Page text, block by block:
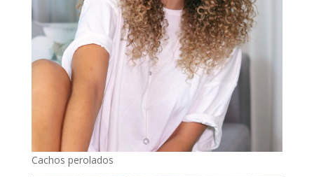
Cachos perolados